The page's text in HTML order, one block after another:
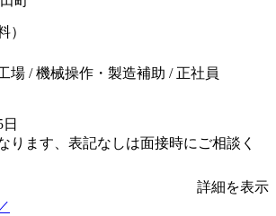
）
場 / 機械操作・製造補助 / 正社員
日
ります、表記なしは面接時にご相談く
詳細を表示